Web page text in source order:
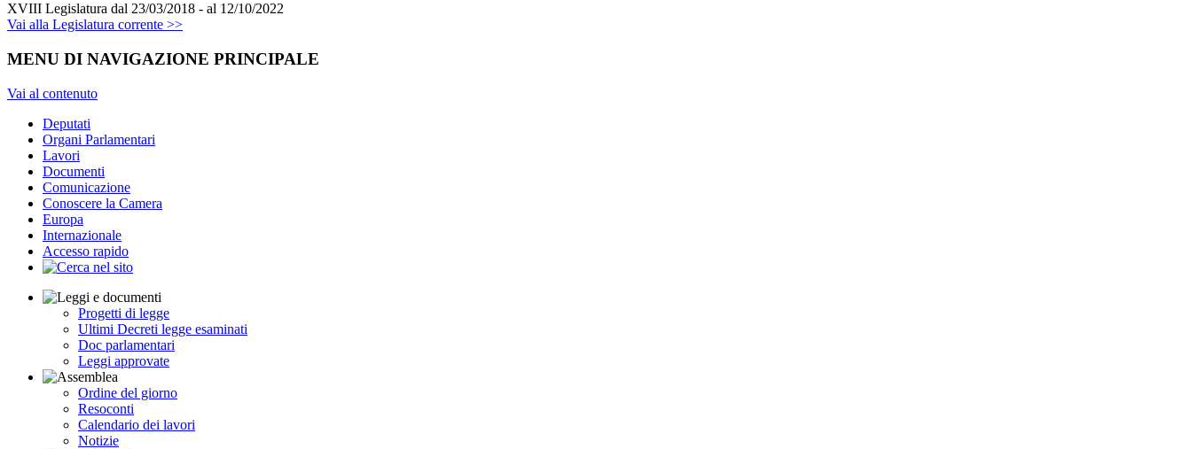
XVIII Legislatura dal 23/03/2018 - al 12/10/2022
Vai alla Legislatura corrente >>
MENU DI NAVIGAZIONE PRINCIPALE
Vai al contenuto
Deputati
Organi Parlamentari
Lavori
Documenti
Comunicazione
Conoscere la Camera
Europa
Internazionale
Accesso rapido
Progetti di legge
Ultimi Decreti legge esaminati
Doc parlamentari
Leggi approvate
Ordine del giorno
Resoconti
Calendario dei lavori
Notizie